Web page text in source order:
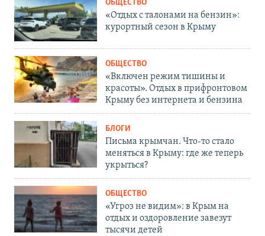
ОБЩЕСТВО
«Отдых с талонами на бензин»:
курортный сезон в Крыму
ОБЩЕСТВО
«Включен режим тишины и
красоты». Отдых в прифронтовом
Крыму без интернета и бензина
БЛОГИ
Письма крымчан. Что-то стало
меняться в Крыму: где же теперь
укрыться?
ОБЩЕСТВО
«Угроз не видим»: в Крым на
отдых и оздоровление завезут
тысячи детей